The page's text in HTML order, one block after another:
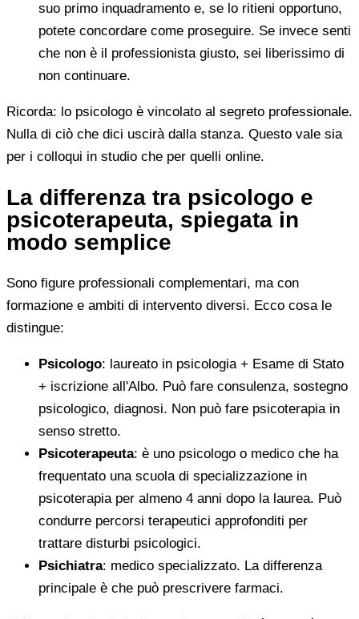
suo primo inquadramento e, se lo ritieni opportuno,
potete concordare come proseguire. Se invece senti
che non è il professionista giusto, sei liberissimo di
non continuare.
Ricorda: lo psicologo è vincolato al segreto professionale.
Nulla di ciò che dici uscirà dalla stanza. Questo vale sia
per i colloqui in studio che per quelli online.
La differenza tra psicologo e
psicoterapeuta, spiegata in
modo semplice
Sono figure professionali complementari, ma con
formazione e ambiti di intervento diversi. Ecco cosa le
distingue:
Psicologo: laureato in psicologia + Esame di Stato
+ iscrizione all'Albo. Può fare consulenza, sostegno
psicologico, diagnosi. Non può fare psicoterapia in
senso stretto.
Psicoterapeuta: è uno psicologo o medico che ha
frequentato una scuola di specializzazione in
psicoterapia per almeno 4 anni dopo la laurea. Può
condurre percorsi terapeutici approfonditi per
trattare disturbi psicologici.
Psichiatra: medico specializzato. La differenza
principale è che può prescrivere farmaci.